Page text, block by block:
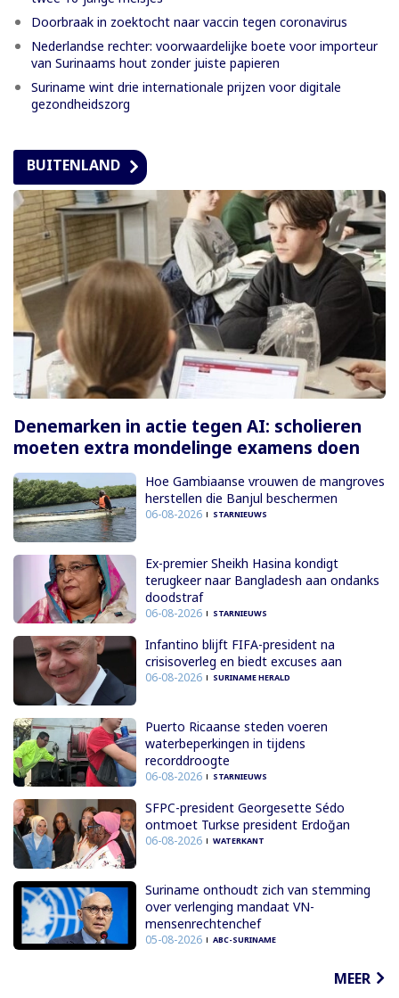
Doorbraak in zoektocht naar vaccin tegen coronavirus
Nederlandse rechter: voorwaardelijke boete voor importeur
van Surinaams hout zonder juiste papieren
Suriname wint drie internationale prijzen voor digitale
gezondheidszorg
BUITENLAND
Denemarken in actie tegen AI: scholieren
moeten extra mondelinge examens doen
Hoe Gambiaanse vrouwen de mangroves
herstellen die Banjul beschermen
06-08-2026 STARNIEUWS
Ex-premier Sheikh Hasina kondigt
terugkeer naar Bangladesh aan ondanks
doodstraf
06-08-2026 STARNIEUWS
Infantino blijft FIFA-president na
crisisoverleg en biedt excuses aan
06-08-2026 SURINAME HERALD
Puerto Ricaanse steden voeren
waterbeperkingen in tijdens
recorddroogte
06-08-2026 STARNIEUWS
SFPC-president Georgesette Sédo
ontmoet Turkse president Erdoğan
06-08-2026 WATERKANT
Suriname onthoudt zich van stemming
over verlenging mandaat VN-
mensenrechtenchef
05-08-2026 ABC-SURINAME
MEER